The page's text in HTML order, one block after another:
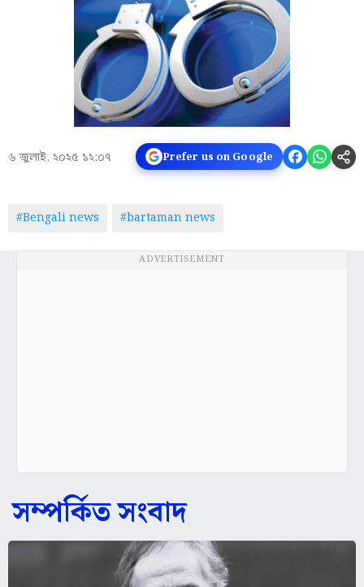
৬ জুলাই, ২০২৫ ১২:০৭ Prefer us on Google
#Bengali news #bartaman news
ADVERTISEMENT
সম্পর্কিত সংবাদ